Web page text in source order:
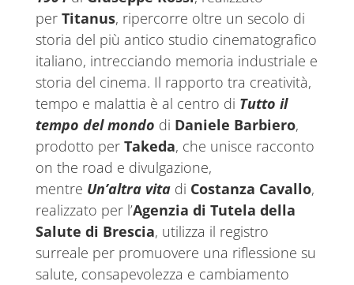
per Titanus, ripercorre oltre un secolo di
storia del più antico studio cinematografico
italiano, intrecciando memoria industriale e
storia del cinema. Il rapporto tra creatività,
tempo e malattia è al centro di Tutto il
tempo del mondo di Daniele Barbiero,
prodotto per Takeda, che unisce racconto
on the road e divulgazione,
mentre Un’altra vita di Costanza Cavallo,
realizzato per l’Agenzia di Tutela della
Salute di Brescia, utilizza il registro
surreale per promuovere una riflessione su
salute, consapevolezza e cambiamento